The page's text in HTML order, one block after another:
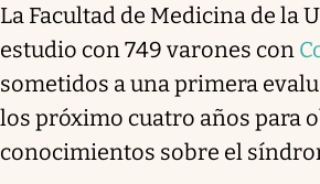
La Facultad de Medicina de la
estudio con 749 varones con
sometidos a una primera
los próximo cuatro años para
conocimientos sobre el